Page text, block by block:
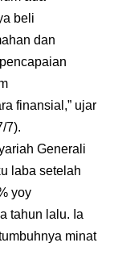
beli
dan
finansial,” ujar
7).
Generali
laba setelah
yoy
tahun lalu. Ia
minat